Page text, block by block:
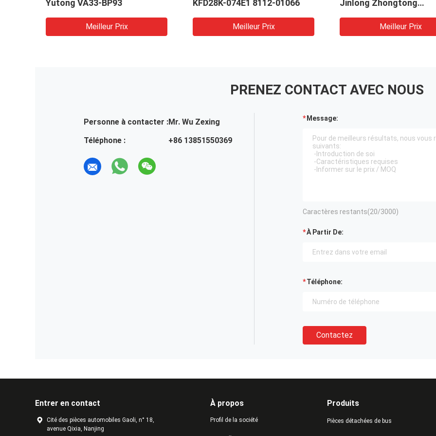
Yutong VA33-BP93
Meilleur Prix
KFD28K-074E1 8112-01066
Meilleur Prix
Jinlong Zhongtong
Meilleur Prix
PRENEZ CONTACT AVEC NOUS
Personne à contacter :Mr. Wu Zexing
Téléphone :
+86 13851550369
Message:
Caractères restants(20/3000)
À Partir De:
Téléphone:
Contactez
Entrer en contact
Cité des pièces automobiles Gaoli, n° 18,
avenue Qixia, Nanjing
À propos
Profil de la société
Produits
Pièces détachées de bus